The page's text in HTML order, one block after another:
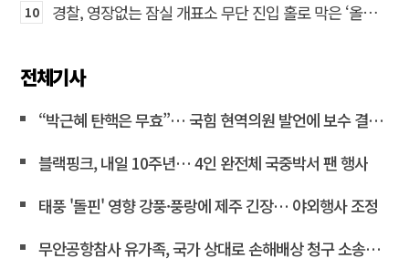
10 경찰, 영장없는 잠실 개표소 무단 진입 홀로 막은 ‘올다르크’ 불구속 송치
전체기사
“박근혜 탄핵은 무효”… 국힘 현역의원 발언에 보수 결집 목소리 고조
블랙핑크, 내일 10주년… 4인 완전체 국중박서 팬 행사
태풍 '돌핀' 영향 강풍·풍랑에 제주 긴장… 야외행사 조정
무안공항참사 유가족, 국가 상대로 손해배상 청구 소송한다